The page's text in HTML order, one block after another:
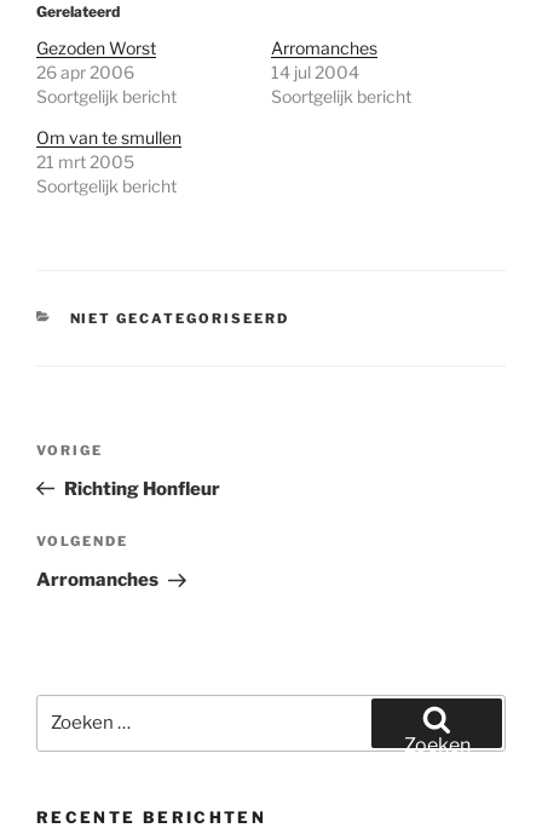
Gerelateerd
Gezoden Worst
26 apr 2006
Soortgelijk bericht
Arromanches
14 jul 2004
Soortgelijk bericht
Om van te smullen
21 mrt 2005
Soortgelijk bericht
CATEGORIEËN
NIET GECATEGORISEERD
Vorig
bericht
VORIGE
Richting Honfleur
Volgend
bericht
VOLGENDE
Arromanches
naar:
Zoeken
RECENTE BERICHTEN